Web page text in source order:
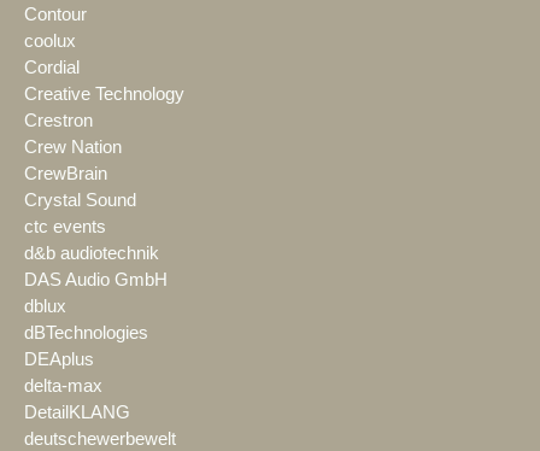
Contour
coolux
Cordial
Creative Technology
Crestron
Crew Nation
CrewBrain
Crystal Sound
ctc events
d&b audiotechnik
DAS Audio GmbH
dblux
dBTechnologies
DEAplus
delta-max
DetailKLANG
deutschewerbewelt